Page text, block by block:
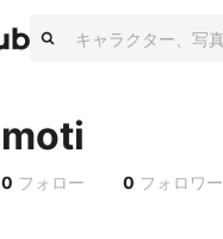
moti
0 フォロー 0 フォロワー